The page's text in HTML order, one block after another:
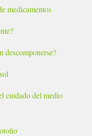
medicamentos
descomponerse?
cuidado del medio